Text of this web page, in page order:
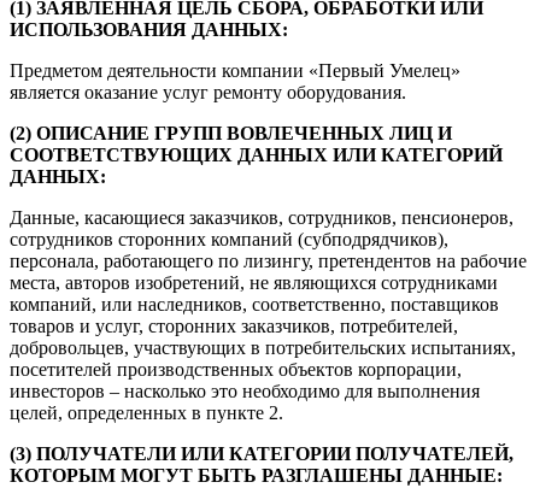
(1) ЗАЯВЛЕННАЯ ЦЕЛЬ СБОРА, ОБРАБОТКИ ИЛИ
ИСПОЛЬЗОВАНИЯ ДАННЫХ:
Предметом деятельности компании «Первый Умелец»
является оказание услуг ремонту оборудования.
(2) ОПИСАНИЕ ГРУПП ВОВЛЕЧЕННЫХ ЛИЦ И
СООТВЕТСТВУЮЩИХ ДАННЫХ ИЛИ КАТЕГОРИЙ
ДАННЫХ:
Данные, касающиеся заказчиков, сотрудников, пенсионеров,
сотрудников сторонних компаний (субподрядчиков),
персонала, работающего по лизингу, претендентов на рабочие
места, авторов изобретений, не являющихся сотрудниками
компаний, или наследников, соответственно, поставщиков
товаров и услуг, сторонних заказчиков, потребителей,
добровольцев, участвующих в потребительских испытаниях,
посетителей производственных объектов корпорации,
инвесторов – насколько это необходимо для выполнения
целей, определенных в пункте 2.
(3) ПОЛУЧАТЕЛИ ИЛИ КАТЕГОРИИ ПОЛУЧАТЕЛЕЙ,
КОТОРЫМ МОГУТ БЫТЬ РАЗГЛАШЕНЫ ДАННЫЕ: